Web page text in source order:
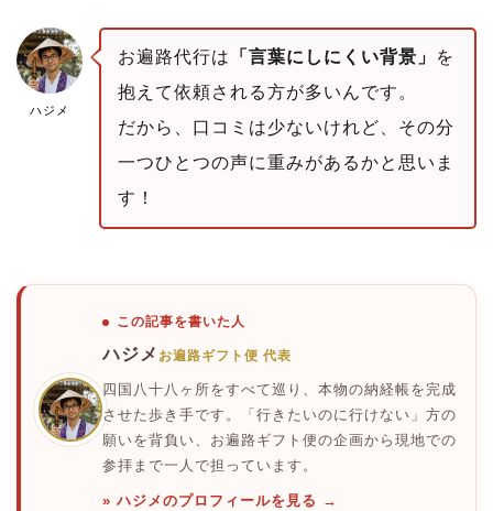
ハジメ
お遍路代行は 「言葉にしにくい背景」
を
抱えて依頼される方が多いんです。
だから、口コミは少ないけれど、その分
一つひとつの声に重みがあるかと思いま
す！
この記事を書いた人
ハジメ お遍路ギフト便 代表
四国八十八ヶ所をすべて巡り、本物の納経帳を完成
させた歩き手です。「行きたいのに行けない」方の
願いを背負い、お遍路ギフト便の企画から現地での
参拝まで一人で担っています。
» ハジメのプロフィールを見る →